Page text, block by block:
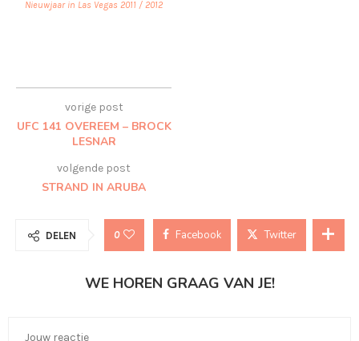
Nieuwjaar in Las Vegas 2011 / 2012
vorige post
UFC 141 OVEREEM – BROCK
LESNAR
volgende post
STRAND IN ARUBA
DELEN 0 Facebook Twitter
WE HOREN GRAAG VAN JE!